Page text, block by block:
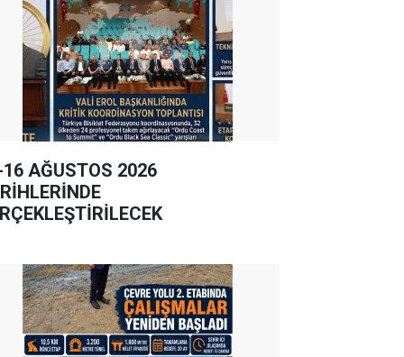
AĞUSTOS 2026